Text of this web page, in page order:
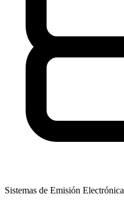
Sistemas de Emisión Electrónica